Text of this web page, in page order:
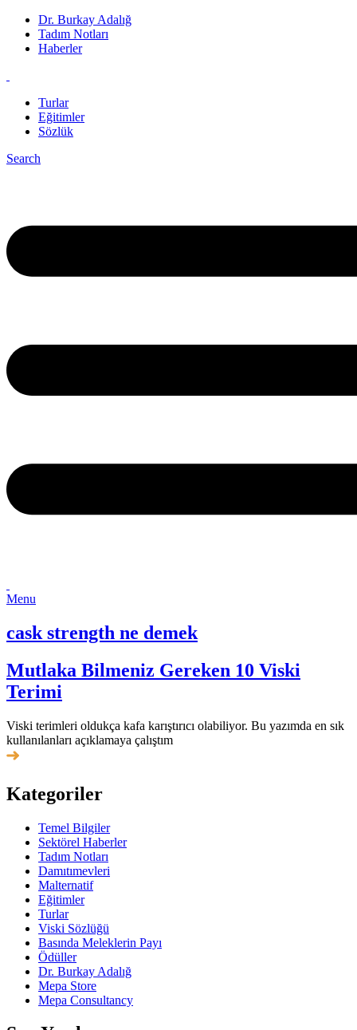
Dr. Burkay Adalığ
Tadım Notları
Haberler
Turlar
Eğitimler
Sözlük
Search
Menu
cask strength ne demek
Mutlaka Bilmeniz Gereken 10 Viski
Terimi
Viski terimleri oldukça kafa karıştırıcı olabiliyor. Bu yazımda en sık
kullanılanları açıklamaya çalıştım
Kategoriler
Temel Bilgiler
Sektörel Haberler
Tadım Notları
Damıtımevleri
Malternatif
Eğitimler
Turlar
Viski Sözlüğü
Basında Meleklerin Payı
Ödüller
Dr. Burkay Adalığ
Mepa Store
Mepa Consultancy